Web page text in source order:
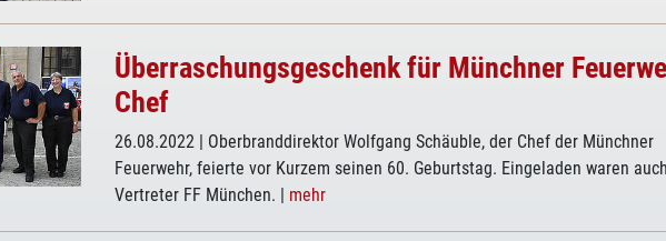
Überraschungsgeschenk für Münchner
Chef
26.08.2022 | Oberbranddirektor Wolfgang Schäuble, der Chef der Münchner
Feuerwehr, feierte vor Kurzem seinen 60. Geburtstag. Eingeladen waren auch
Vertreter FF München. | mehr